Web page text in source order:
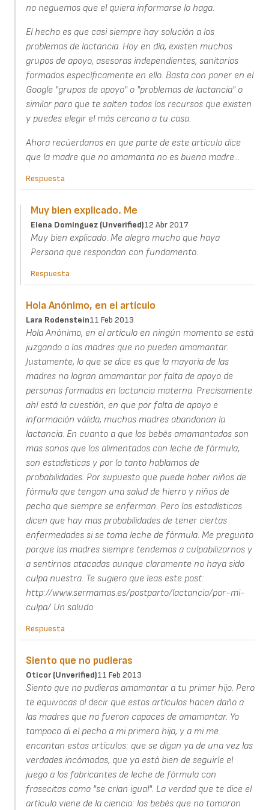
no neguemos que el quiera informarse lo haga.
El hecho es que casi siempre hay solución a los
problemas de lactancia. Hoy en día, existen muchos
grupos de apoyo, asesoras independientes, sanitarios
formados específicamente en ello. Basta con poner en el
Google "grupos de apoyo" o "problemas de lactancia" o
similar para que te salten todos los recursos que existen
y puedes elegir el más cercano a tu casa.
Ahora recúerdanos en que parte de este artículo dice
que la madre que no amamanta no es buena madre...
Respuesta
Muy bien explicado. Me
Elena Domínguez (unverified)12 Abr 2017
Muy bien explicado. Me alegro mucho que haya
Persona que respondan con fundamento.
Respuesta
Hola Anónimo, en el artículo
Lara Rodenstein11 Feb 2013
Hola Anónimo, en el artículo en ningún momento se está
juzgando a las madres que no pueden amamantar.
Justamente, lo que se dice es que la mayoría de las
madres no logran amamantar por falta de apoyo de
personas formadas en lactancia materna. Precisamente
ahí está la cuestión, en que por falta de apoyo e
información válida, muchas madres abandonan la
lactancia. En cuanto a que los bebés amamantados son
mas sanos que los alimentados con leche de fórmula,
son estadísticas y por lo tanto hablamos de
probabilidades. Por supuesto que puede haber niños de
fórmula que tengan una salud de hierro y niños de
pecho que siempre se enferman. Pero las estadísticas
dicen que hay mas probabilidades de tener ciertas
enfermedades si se toma leche de fórmula. Me pregunto
porque las madres siempre tendemos a culpabilizarnos y
a sentirnos atacadas aunque claramente no haya sido
culpa nuestra. Te sugiero que leas este post:
http://www.sermamas.es/postparto/lactancia/por-mi-
culpa/ Un saludo
Respuesta
Siento que no pudieras
Oticor (unverified)11 Feb 2013
Siento que no pudieras amamantar a tu primer hijo. Pero
te equivocas al decir que estos artículos hacen daño a
las madres que no fueron capaces de amamantar. Yo
tampoco di el pecho a mi primera hija, y a mi me
encantan estos artículos: que se digan ya de una vez las
verdades incómodas, que ya está bien de seguirle el
juego a los fabricantes de leche de fórmula con
frasecitas como "se crían igual". La verdad que te dice el
artículo viene de la ciencia: los bebés que no tomaron